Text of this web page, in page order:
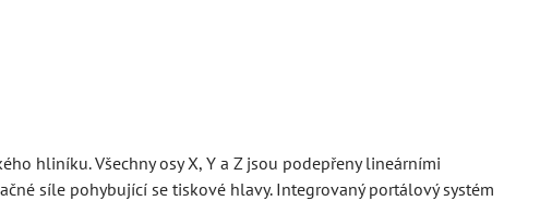
hliníku. Všechny osy X, Y a Z jsou podepřeny lineárními
síle pohybující se tiskové hlavy. Integrovaný portálový systém